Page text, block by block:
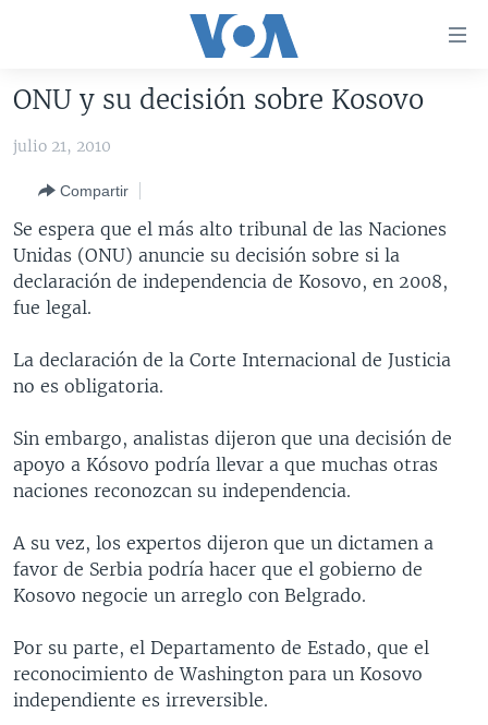
accesibilidad
principal
Salte
al
navegador
principal
búsqueda
AMÉRICA DEL NORTE
EEUU
MÉXICO
HAITÍ
ELECCIONES EEUU 2024
ELECCIONES EEUU
VOTO DIVIDIDO
VOA VERIFICA
VOA VERIFICA UCRANIA/RUSIA
VOA VERIFICA INMIGRACIÓN
VOA VERIFICA AMÉRICA LATINA
AMÉRICA LATINA
ARGENTINA
BOLIVIA
COLOMBIA
CHILE
PERÚ
ECUADOR
BRASIL
CHINA EN AMÉRICA LATINA
CENTROAMÉRICA
COSTA RICA
EL SALVADOR
GUATEMALA
HONDURAS
OTRAS SECCIONES
INMIGRACIÓN
LIBERTAD DE PRENSA
MUNDO
ENTRETENIMIENTO Y CULTURA
CIENCIA Y SALUD
ESPECIALES DE LA VOA
LIBERTAD DE PRENSA
UCRANIA
VIDEOS
PROGRAMAS TV
EL MUNDO AL DÍA
VISIÓN 360
LAS CLAVES
RADIO
AUDIONOTICIAS
BUENOS DÍAS AMÉRICA
DOCUMENTALES DE LA VOA
ONU y su decisión sobre Kosovo
julio 21, 2010
Compartir
Se espera que el más alto tribunal de las Naciones
Unidas (ONU) anuncie su decisión sobre si la
declaración de independencia de Kosovo, en 2008,
fue legal.
La declaración de la Corte Internacional de Justicia
no es obligatoria.
Sin embargo, analistas dijeron que una decisión de
apoyo a Kósovo podría llevar a que muchas otras
naciones reconozcan su independencia.
A su vez, los expertos dijeron que un dictamen a
favor de Serbia podría hacer que el gobierno de
Kosovo negocie un arreglo con Belgrado.
Por su parte, el Departamento de Estado, que el
reconocimiento de Washington para un Kosovo
independiente es irreversible.